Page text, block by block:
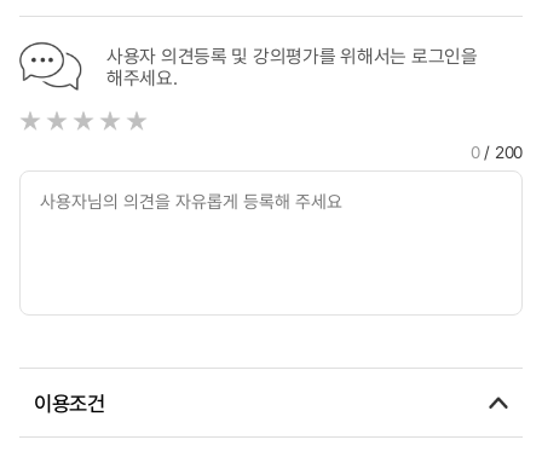
사용자 의견등록 및 강의평가를 위해서는 로그인을
해주세요.
0/ 200
이용조건